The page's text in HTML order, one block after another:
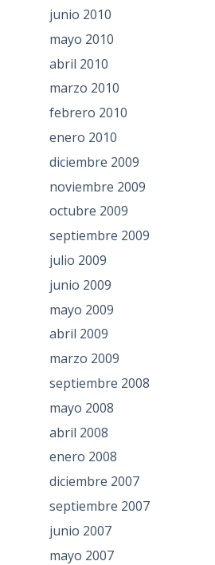
junio 2010
mayo 2010
abril 2010
marzo 2010
febrero 2010
enero 2010
diciembre 2009
noviembre 2009
octubre 2009
septiembre 2009
julio 2009
junio 2009
mayo 2009
abril 2009
marzo 2009
septiembre 2008
mayo 2008
abril 2008
enero 2008
diciembre 2007
septiembre 2007
junio 2007
mayo 2007